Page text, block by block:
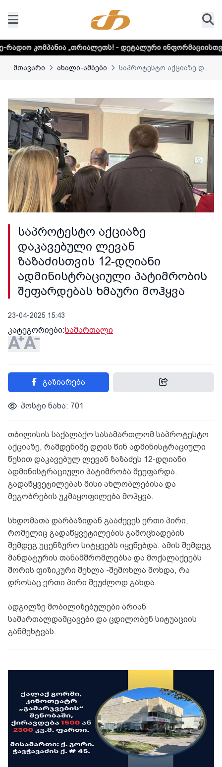
„თრიალეთს! - დეტალური ინფორმაციისთვის დააკლიკეთ
მთავარი ახალი-ამბები საპროტესტო აქციაზე დ...
საპროტესტო აქციაზე
დაკავებული ლევან
ზაზაძისთვის 12-დღიანი
ადმინისტრაციული პატიმრობის
შეფარდებას ხმაური მოჰყვა
23-04-2025 15:43
კატეგორიები:სამართალი
გაზიარება
პოსტი ნახა: 701
თბილისის საქალაქო სასამართლომ საპროტესტო
აქციაზე, რამდენიმე დღის წინ ადმინისტრაციული
წესით დაკავებულ ლევან ზაზაძეს 12-დღიანი
ადმინისტრაციული პატიმრობა შეუფარდა.
გადაწყვეტილებას მისი ახლობლებისა და
მეგობრების უკმაყოფილება მოჰყვა.
სხდომათა დარბაზიდან გააძევეს ერთი პირი,
რომელიც გადაწყვეტილების გამოცხადების
შემდეგ უცენზურო სიტყვებს იყენებდა. ამის შემდეგ
მანდატურის თანამშრომლებსა და მოქალაქეებს
შორის ფიზიკური შეხლა -შემოხლა მოხდა, რა
დროსაც ერთი პირი შეუძლოდ გახდა.
ადგილზე მობილიზებულები არიან
სამართალდამცავები და ცდილობენ სიტუაციის
განმუხტვას.